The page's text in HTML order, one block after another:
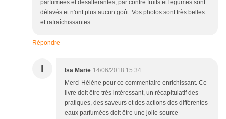
parfumées et désaltérantes, par contre fruits et légumes sont
délavés et n'ont plus aucun goût. Vos photos sont très belles
et rafraîchissantes.
Répondre
I Isa Marie 14/06/2018 15:34
Merci Hélène pour ce commentaire enrichissant. Ce
livre doit être très intéressant, un récapitulatif des
pratiques, des saveurs et des actions des différentes
eaux parfumées doit être une jolie source